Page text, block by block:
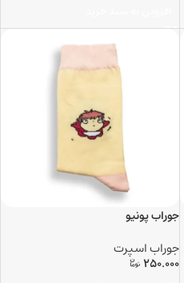
جوراب پونیو
جوراب اسپرت
250.000